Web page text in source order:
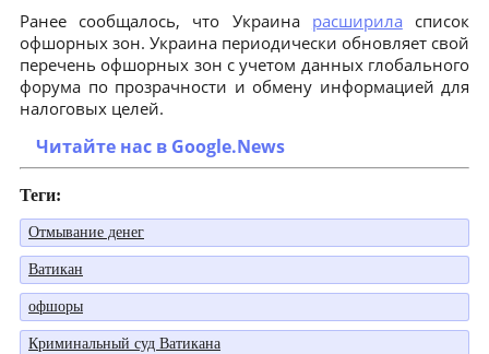
Ранее сообщалось, что Украина расширила список
офшорных зон. Украина периодически обновляет свой
перечень офшорных зон с учетом данных глобального
форума по прозрачности и обмену информацией для
налоговых целей.
Читайте нас в Google.News
Теги:
Отмывание денег
Ватикан
офшоры
Криминальный суд Ватикана